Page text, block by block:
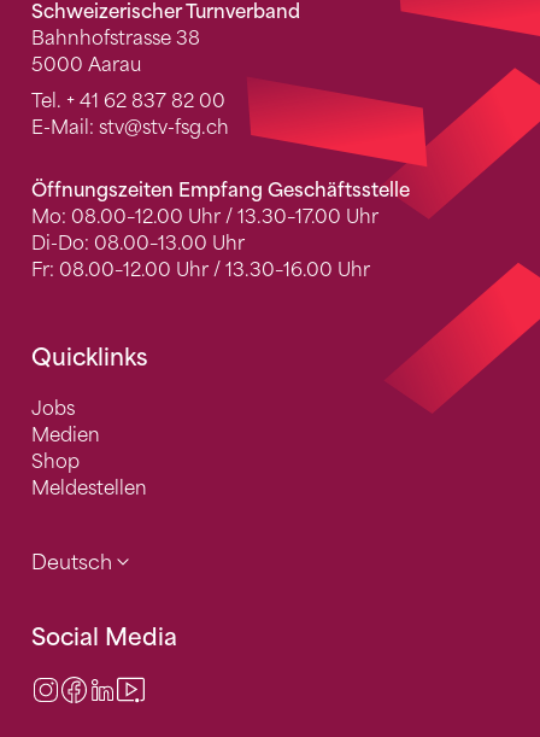
Schweizerischer Turnverband
Bahnhofstrasse 38
5000 Aarau
Tel. + 41 62 837 82 00
E-Mail: stv@stv-fsg.ch
Öffnungszeiten Empfang Geschäftsstelle
Mo: 08.00–12.00 Uhr / 13.30–17.00 Uhr
Di-Do: 08.00–13.00 Uhr
Fr: 08.00–12.00 Uhr / 13.30–16.00 Uhr
Quicklinks
Jobs
Medien
Shop
Meldestellen
Deutsch
Social Media
Instagram
Facebook
LinkedIn